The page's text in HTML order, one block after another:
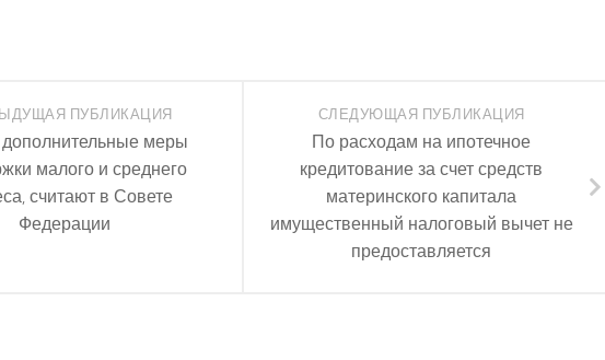
СЛЕДУЮЩАЯ ПУБЛИКАЦИЯ
По расходам на ипотечное
кредитование за счет средств
материнского капитала
имущественный налоговый вычет не
предоставляется
ПУБЛИКАЦИЯ
меры
малого и среднего
считают в Совете
Федерации